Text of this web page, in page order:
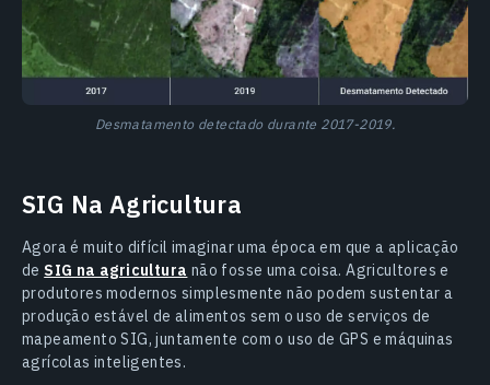
Desmatamento detectado durante 2017-2019.
SIG Na Agricultura
Agora é muito difícil imaginar uma época em que a aplicação
de SIG na agricultura não fosse uma coisa. Agricultores e
produtores modernos simplesmente não podem sustentar a
produção estável de alimentos sem o uso de serviços de
mapeamento SIG, juntamente com o uso de GPS e máquinas
agrícolas inteligentes.